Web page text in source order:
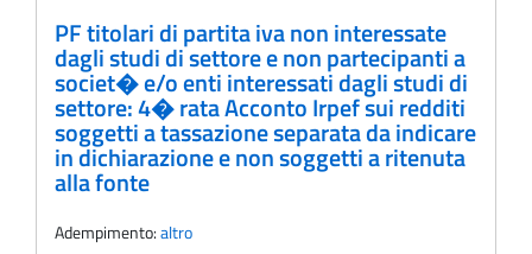
PF titolari di partita iva non interessate
dagli studi di settore e non partecipanti a
societ� e/o enti interessati dagli studi di
settore: 4� rata Acconto Irpef sui redditi
soggetti a tassazione separata da indicare
in dichiarazione e non soggetti a ritenuta
alla fonte
Adempimento:altro